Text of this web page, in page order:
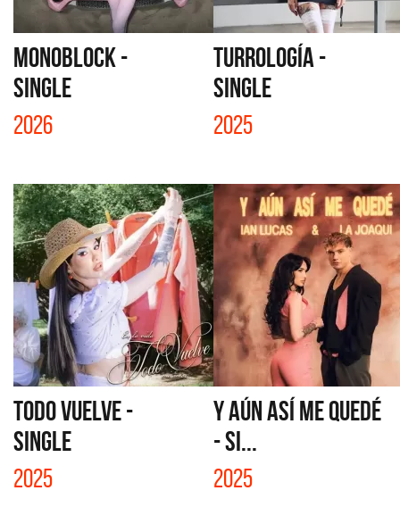
MONOBLOCK -
SINGLE
2026
TURROLOGÍA -
SINGLE
2025
TODO VUELVE -
SINGLE
2025
Y AÚN ASÍ ME QUEDÉ
- SI...
2025